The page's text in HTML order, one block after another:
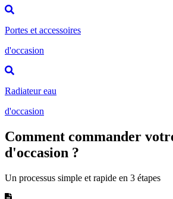
Portes et accessoires
d'occasion
Radiateur eau
d'occasion
Comment commander
d'occasion ?
Un processus simple et rapide en 3 étapes